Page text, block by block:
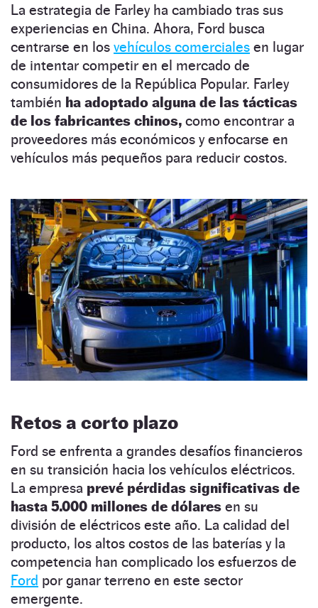
La estrategia de Farley ha cambiado tras sus
experiencias en China. Ahora, Ford busca
centrarse en los vehículos comerciales en lugar
de intentar competir en el mercado de
consumidores de la República Popular. Farley
también ha adoptado alguna de las tácticas
de los fabricantes chinos, como encontrar a
proveedores más económicos y enfocarse en
vehículos más pequeños para reducir costos.
Retos a corto plazo
Ford se enfrenta a grandes desafíos financieros
en su transición hacia los vehículos eléctricos.
La empresa prevé pérdidas significativas de
hasta 5.000 millones de dólares en su
división de eléctricos este año. La calidad del
producto, los altos costos de las baterías y la
competencia han complicado los esfuerzos de
Ford por ganar terreno en este sector
emergente.